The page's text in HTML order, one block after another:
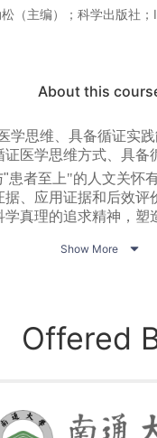
松（主编）；科学出版
About this
学思维、具备循证实
医学思维方式、具备
"患者至上"的人文关怀
、应用证据和后效
真理的追求精神，
Show More 
Offered